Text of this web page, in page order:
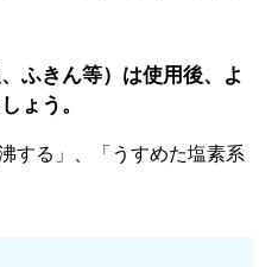
ふきん等）は使用後、よ
ょう。
する」、「うすめた塩素系